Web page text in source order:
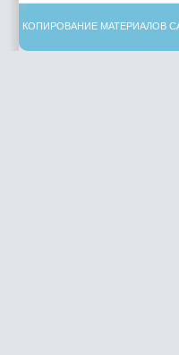
КОПИРОВАНИЕ МАТЕРИАЛОВ